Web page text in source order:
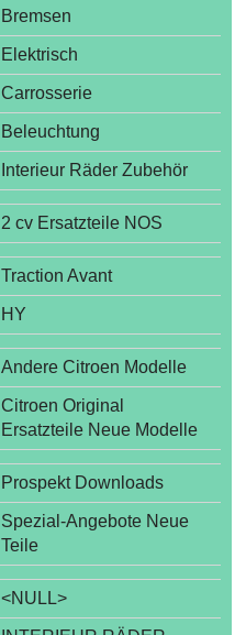
Bremsen
Elektrisch
Carrosserie
Beleuchtung
Interieur Räder Zubehör
2 cv Ersatzteile NOS
Traction Avant
HY
Andere Citroen Modelle
Citroen Original
Ersatzteile Neue Modelle
Prospekt Downloads
Spezial-Angebote Neue
Teile
<NULL>